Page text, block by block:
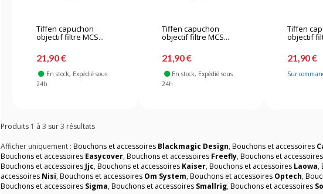
Tiffen capuchon
objectif filtre MCS...
21,90 €
En stock, Expédié sous
24h
Tiffen capuchon
objectif filtre MCS...
21,90 €
En stock, Expédié sous
24h
Tiffen
objectif
21,90 €
Sur
Produits 1 à3 sur3 résultats
Afficher uniquement :Bouchons et accessoires Blackmagic Design,Bouchons et accessoires
Bouchons et accessoires Easycover,Bouchons et accessoires Freefly,Bouchons et accessoires
Bouchons et accessoires Jjc,Bouchons et accessoires Kaiser,Bouchons et accessoires Laowa,
accessoires Nisi,Bouchons et accessoires Om System,Bouchons et accessoires Optech,
Bouchons et accessoires Sigma,Bouchons et accessoires Smallrig,Bouchons et accessoires